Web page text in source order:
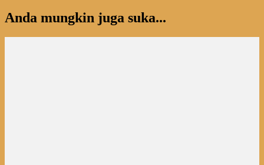
Anda mungkin juga suka...